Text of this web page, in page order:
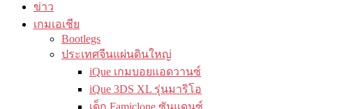
ข่าว
เกมเอเชีย
Bootlegs
ประเทศจีนแผ่นดินใหญ่
iQue เกมบอยแอดวานซ์
iQue 3DS XL รุ่นมาริโอ